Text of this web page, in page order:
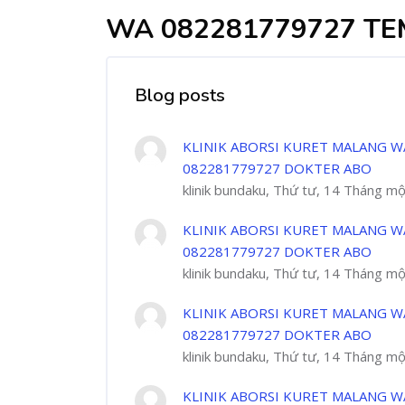
WA 082281779727
Blog posts
KLINIK ABORSI KURET MALANG
082281779727 DOKTER ABO
klinik bundaku, Thứ tư, 14 Tháng
KLINIK ABORSI KURET MALANG
082281779727 DOKTER ABO
klinik bundaku, Thứ tư, 14 Tháng
KLINIK ABORSI KURET MALANG
082281779727 DOKTER ABO
klinik bundaku, Thứ tư, 14 Tháng
KLINIK ABORSI KURET MALANG